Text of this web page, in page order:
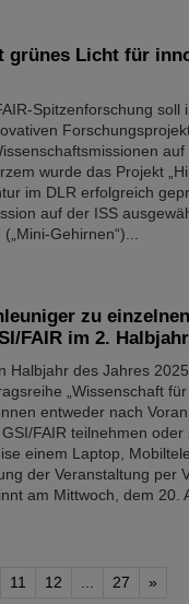
grünes Licht für
Spitzenforschung
wurde das Projekt
im DLR erfolgreich
auf der ISS
Gehirnen“)...
zu
FAIR im 2.
Halbjahr des Jahres
„Wissenschaft
entweder nach
FAIR teilnehmen
einem Laptop,
der Veranstaltung per
am Mittwoch, dem 20.
11 12 27 »